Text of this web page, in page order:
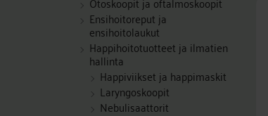
Ensihoitoreput ja
ensihoitolaukut
Happihoitotuotteet ja ilmatien
hallinta
Happiviikset ja happimaskit
Laryngoskoopit
Nebulisaattorit